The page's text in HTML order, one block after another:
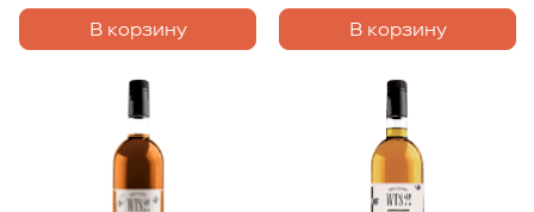
В корзину В корзину